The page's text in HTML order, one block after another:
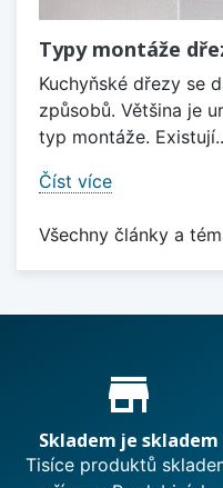
Typy montáže
Kuchyňské dřezy se
způsobů. Většina je
typ montáže.
Číst více
Všechny články a
Proč nakupovat u
store_mall_directory
Skladem je skladem
Tisíce produktů